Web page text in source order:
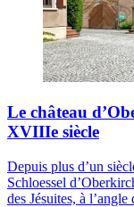
Le château
XVIIIe siècle
Depuis plus d’un
Schloessel
des Jésuites, à